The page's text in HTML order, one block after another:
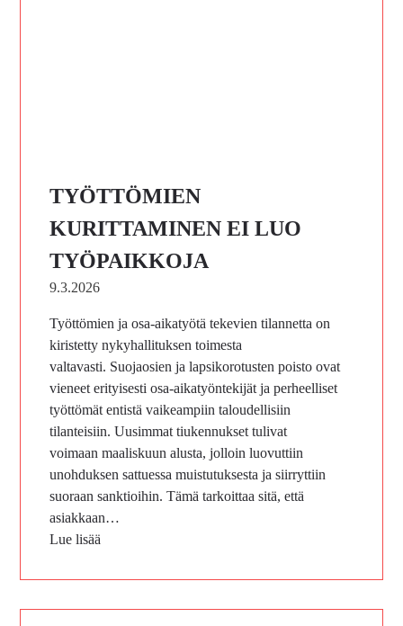
TYÖTTÖMIEN
KURITTAMINEN EI LUO
TYÖPAIKKOJA
9.3.2026
Työttömien ja osa-aikatyötä tekevien tilannetta on
kiristetty nykyhallituksen toimesta
valtavasti. Suojaosien ja lapsikorotusten poisto ovat
vieneet erityisesti osa-aikatyöntekijät ja perheelliset
työttömät entistä vaikeampiin taloudellisiin
tilanteisiin. Uusimmat tiukennukset tulivat
voimaan maaliskuun alusta, jolloin luovuttiin
unohduksen sattuessa muistutuksesta ja siirryttiin
suoraan sanktioihin. Tämä tarkoittaa sitä, että
asiakkaan…
Lue lisää